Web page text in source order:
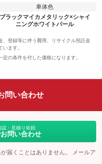
車体色
ブラックマイカメタリック×シャイ
ニングホワイトパール
、登録等に伴う費用、リサイクル預託金
ます。
の条件を付した価格になります。
問い合わせ
認・見積り依頼
問い合わせ
届くことはありません。 メールア